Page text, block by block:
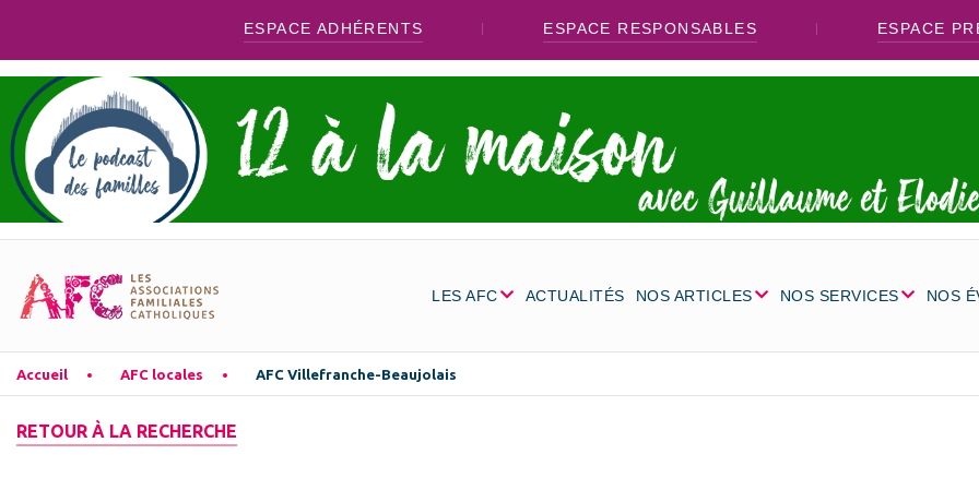
ESPACE ADHÉRENTS ESPACE RESPONSABLES ESPACE
LES AFC ACTUALITÉS NOS ARTICLES NOS SERVICES NOS
Accueil AFC locales AFC Villefranche-Beaujolais
RETOUR À LA RECHERCHE